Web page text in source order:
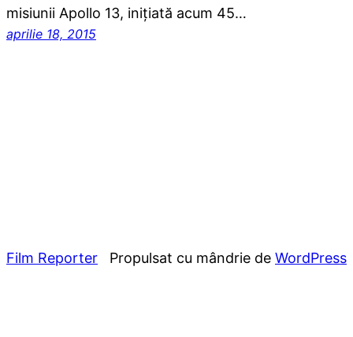
misiunii Apollo 13, inițiată acum 45…
aprilie 18, 2015
Film Reporter Propulsat cu mândrie de WordPress